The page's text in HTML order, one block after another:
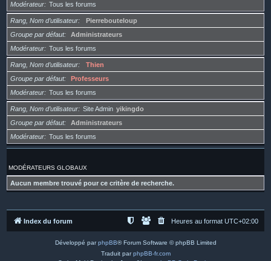
Modérateur
Tous les forums
Rang, Nom d’utilisateur
Pierrebouteloup
Groupe par défaut
Administrateurs
Modérateur
Tous les forums
Rang, Nom d’utilisateur
Thien
Groupe par défaut
Professeurs
Modérateur
Tous les forums
Rang, Nom d’utilisateur Site Admin yikingdo
Groupe par défaut
Administrateurs
Modérateur
Tous les forums
MODÉRATEURS GLOBAUX
Aucun membre trouvé pour ce critère de recherche.
Index du forum Heures au format UTC+02:00
Développé parphpBB® Forum Software © phpBB Limited
Traduit parphpBB-fr.com